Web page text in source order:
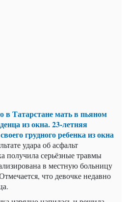
в Татарстане мать в пьяном
из окна. 23-летняя
грудного ребенка из окна
удара об асфальт
получила серьёзные травмы
в местную больницу
что девочке недавно